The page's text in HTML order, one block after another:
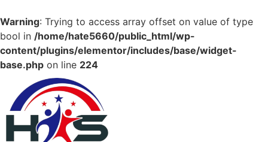
Warning: Trying to access array offset on value of type
bool in /home/hate5660/public_html/wp-
content/plugins/elementor/includes/base/widget-
base.php on line 224